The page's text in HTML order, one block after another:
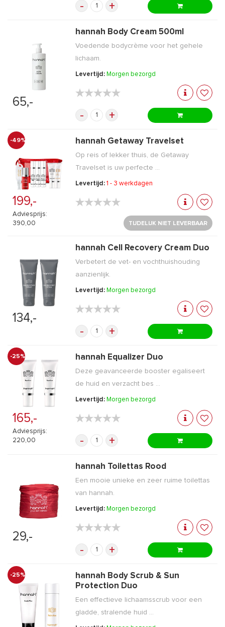
- +
65,-
hannah Body Cream 500ml
Voedende bodycrème voor het gehele
lichaam.
Levertijd: Morgen bezorgd
★★★★★
★★★★★
- +
-49%
199,-
Adviesprijs:
390,00
hannah Getaway Travelset
Op reis of lekker thuis, de Getaway
Travelset is uw perfecte ...
Levertijd:1 - 3 werkdagen
★★★★★
★★★★★
TIJDELIJK NIET LEVERBAAR
134,-
hannah Cell Recovery Cream Duo
Verbetert de vet- en vochthuishouding
aanzienlijk.
Levertijd: Morgen bezorgd
★★★★★
★★★★★
- +
-25%
165,-
Adviesprijs:
220,00
hannah Equalizer Duo
Deze geavanceerde booster egaliseert
de huid en verzacht bes ...
Levertijd: Morgen bezorgd
★★★★★
★★★★★
- +
29,-
hannah Toilettas Rood
Een mooie unieke en zeer ruime toilettas
van hannah.
Levertijd: Morgen bezorgd
★★★★★
★★★★★
- +
-25%
hannah Body Scrub & Sun
Protection Duo
Een effectieve lichaamsscrub voor een
gladde, stralende huid ...